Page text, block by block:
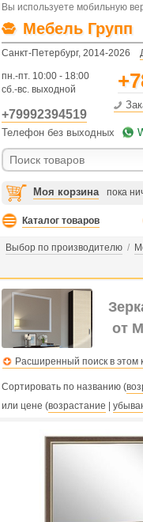
Вы используете мобильную
Мебель Групп
Санкт-Петербург, 2014-2026
пн.-пт. 10:00 - 18:00
сб.-вс. выходной
+79992394519
Телефон без выходных
Моя корзина пока
Каталог товаров
Выбор по производителю /
от
Расширенный поиск в этом
Сортировать по названию (
или цене (возрастание